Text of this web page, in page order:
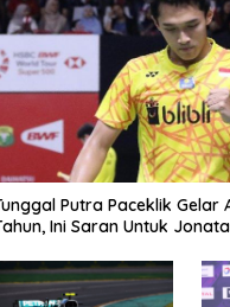
Putra Paceklik Gelar
Ini Saran Untuk